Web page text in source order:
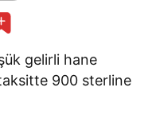
gelirli hane
900 sterline